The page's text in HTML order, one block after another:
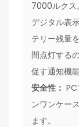
7000ルクス
デジタル表
テリー残量
間点灯する
促す通知機
安全性：
ンワンケー
ます。